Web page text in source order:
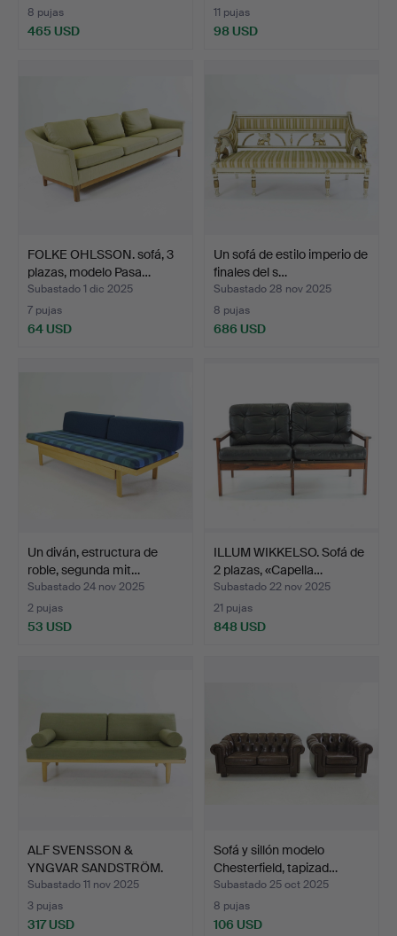
8 pujas
465 USD
11 pujas
98 USD
FOLKE OHLSSON. sofá, 3
plazas, modelo Pasa…
Subastado 1 dic 2025
7 pujas
64 USD
Un sofá de estilo imperio de
finales del s…
Subastado 28 nov 2025
8 pujas
686 USD
Un diván, estructura de
roble, segunda mit…
Subastado 24 nov 2025
2 pujas
53 USD
ILLUM WIKKELSO. Sofá de
2 plazas, «Capella…
Subastado 22 nov 2025
21 pujas
848 USD
ALF SVENSSON &
YNGVAR SANDSTRÖM.
diván, «C…
Subastado 11 nov 2025
3 pujas
317 USD
Sofá y sillón modelo
Chesterfield, tapizad…
Subastado 25 oct 2025
8 pujas
106 USD